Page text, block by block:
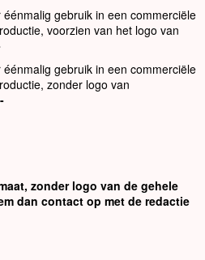
gebruik in een commerciële
voorzien van het logo van
gebruik in een commerciële
zonder logo van
zonder logo van de gehele
dan contact op met de redactie